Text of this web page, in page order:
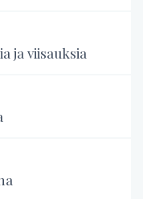
ja viisauksia